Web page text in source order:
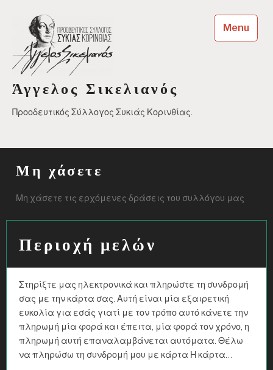
content
Άγγελος Σικελιανός
Προοδευτικός Σύλλογος Συκιάς Κορινθίας.
Menu
Μη χάσετε
Μη χάσετε τις ερχόμενες δράσεις του συλλόγου μας
Περιοχή μελών
Στηρίξτε μας ηλεκτρονικά και πληρώστε τη συνδρομή
σας με την κάρτα σας. Αυτή είναι μία εξαιρετική
ευκολία για εσάς γιατί με τον τρόπο αυτό κάνετε την
πληρωμή μία φορά και έπειτα, μία φορά τον χρόνο, η
πληρωμή αυτή επαναλαμβάνεται αυτόματα. Θέλω
να πληρώσω τη συνδρομή μου με κάρτα Η κάρτα…